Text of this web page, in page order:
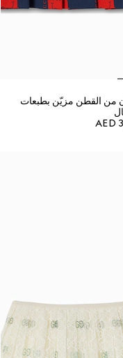
من القطن مزيّن بطبعات
AED